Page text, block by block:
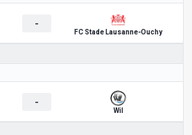
-
FC Stade Lausanne-Ouchy
-
Wil